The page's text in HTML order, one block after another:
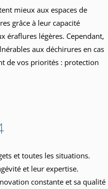
mieux aux espaces de
grâce à leur capacité
éraflures légères. Cependant,
aux déchirures en cas
de vos priorités : protection
et toutes les situations.
et leur expertise.
constante et sa qualité